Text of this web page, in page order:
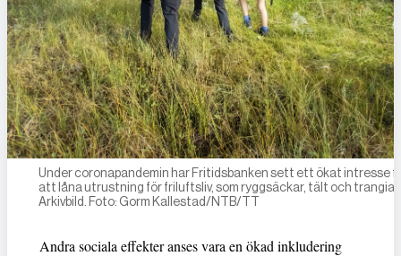
Under coronapandemin har Fritidsbanken sett ett ökat intresse
att låna utrustning för friluftsliv, som ryggsäckar, tält och
Arkivbild. Foto: Gorm Kallestad/NTB/TT
Andra sociala effekter anses vara en ökad inkludering